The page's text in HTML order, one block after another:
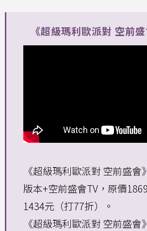
《超級瑪利歐派對 空前盛
《超級瑪利歐派對 空前盛會
版本+空前盛會TV，原價
1434元（打77折）。
《超級瑪利歐派對 空前盛會